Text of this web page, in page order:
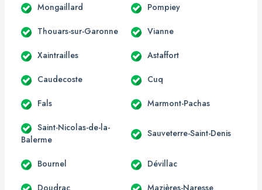
Mongaillard Pompiey
Thouars-sur-Garonne Vianne
Xaintrailles Astaffort
Caudecoste Cuq
Fals Marmont-Pachas
Saint-Nicolas-de-la-
Balerme
Sauveterre-Saint-Denis
Bournel Dévillac
Doudrac Mazières-Naresse